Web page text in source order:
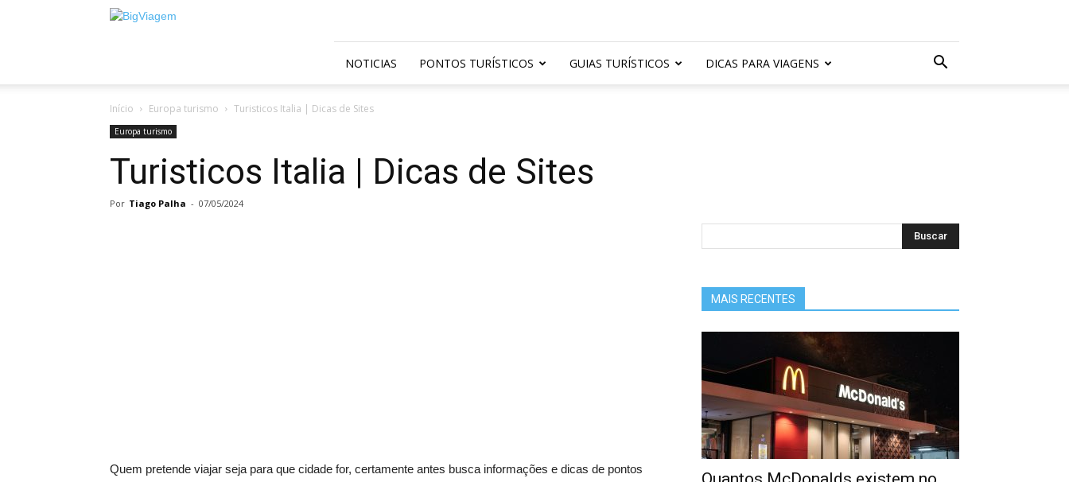
BigViagem
NOTICIAS PONTOS TURÍSTICOS GUIAS TURÍSTICOS DICAS PARA VIAGENS
Início Europa turismo Turisticos Italia | Dicas de Sites
Europa turismo
Turisticos Italia | Dicas de Sites
Por Tiago Palha - 07/05/2024
Quem pretende viajar seja para que cidade for, certamente antes busca informações e dicas de pontos
MAIS RECENTES